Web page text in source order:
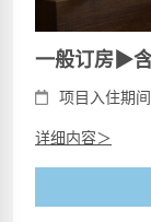
一般订房▶
项目入住期
详细内容＞